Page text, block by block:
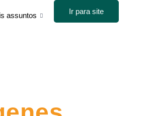
Ir para site
assuntos